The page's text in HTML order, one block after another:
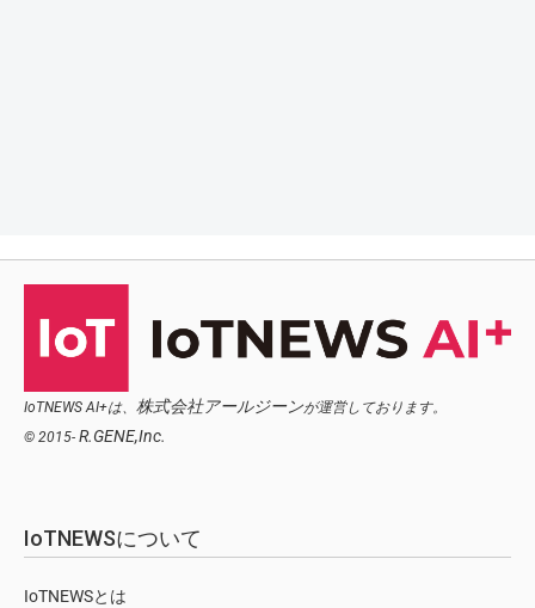
IoTNEWS AI+は、 株式会社アールジーンが運営しております。
© 2015- R.GENE,Inc.
IoTNEWSについて
IoTNEWSとは